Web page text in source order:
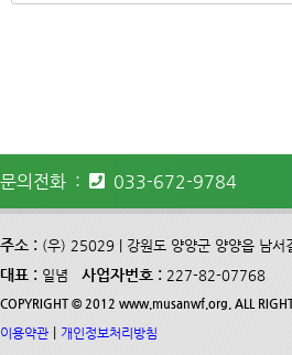
문의전화 : 033-672-9784
주소 : (우) 25029 | 강원도 양양군 양양읍 남
대표 : 일념 사업자번호 : 227-82-07768
COPYRIGHT © 2012 www.musanwf.org. ALL RIGHT
이용약관 개인정보처리방침